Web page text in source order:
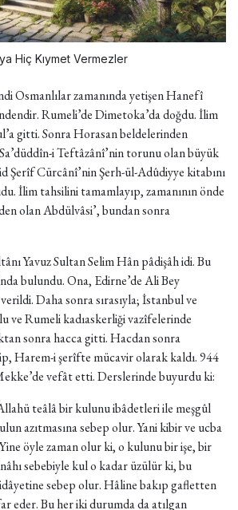
Hiç Kıymet Vermezler
Osmanlılar zamanında yetişen Hanefî
Rumeli’de Dimetoka’da doğdu. İlim
gitti. Sonra Horasan beldelerinden
i Teftâzânî’nin torunu olan büyük
Şerîf Cürcânî’nin Şerh-ül-Adûdiyye kitabını
İlim tahsilini tamamlayıp, zamanının önde
olan Abdülvâsi’, bundan sonra
Yavuz Sultan Selim Hân pâdişâh idi. Bu
bulundu. Ona, Edirne’de Ali Bey
Daha sonra sırasıyla; İstanbul ve
ve Rumeli kadıaskerliği vazîfelerinde
sonra hacca gitti. Hacdan sonra
Harem-i şerîfte mücavir olarak kaldı. 944
vefât etti. Derslerinde buyurdu ki:
teâlâ bir kulunu ibâdetleri ile meşgûl
azıtmasına sebep olur. Yani kibir ve ucba
öyle zaman olur ki, o kulunu bir işe, bir
sebebiyle kul o kadar üzülür ki, bu
sebep olur. Hâline bakıp gafletten
eder. Bu her iki durumda da atılgan